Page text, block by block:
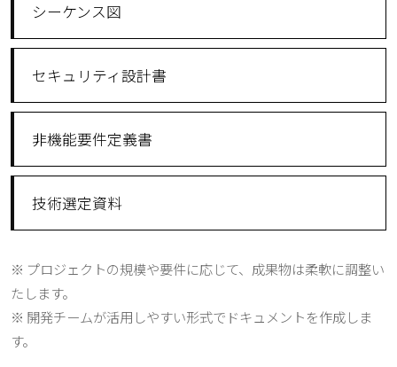
シーケンス図
セキュリティ設計書
非機能要件定義書
技術選定資料
※ プロジェクトの規模や要件に応じて、成果物は柔軟に調整い
たします。
※ 開発チームが活用しやすい形式でドキュメントを作成しま
す。